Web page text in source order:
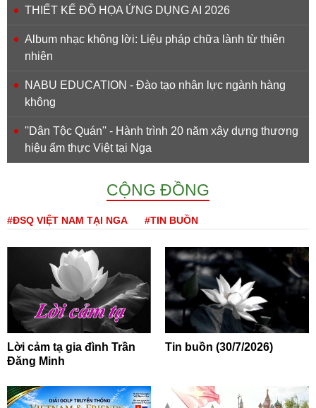
THIẾT KẾ ĐỒ HỌA ỨNG DỤNG AI 2026
Album nhạc không lời: Liệu pháp chữa lành từ thiên
nhiên
NABU EDUCATION - Đào tạo nhân lực ngành hàng
không
''Dân Tộc Quán'' - Hành trình 20 năm xây dựng thương
hiệu ẩm thực Việt tại Nga
CỘNG ĐỒNG
#ĐSQ VIỆT NAM TẠI NGA #TIN BUỒN
Lời cảm tạ gia đình Trần
Đăng Minh
Tin buồn (30/7/2026)